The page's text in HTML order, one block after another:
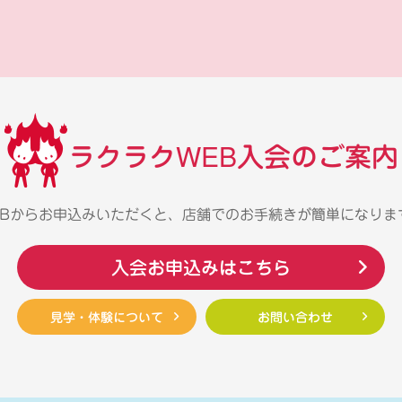
ラクラクWEB入会のご案内
からお申込みいただくと、店舗でのお手続きが簡単になりま
入会お申込みはこちら
見学・体験について お問い合わせ